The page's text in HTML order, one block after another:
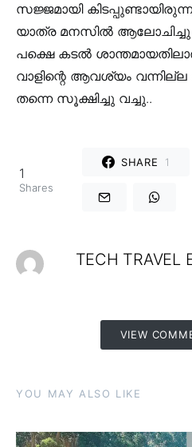
സജ്ജമായി
യാത്ര മനസിൽ ആലോചിച്ചു
പക്ഷെ കടൽ
വാളിന്റെ ആവശ്യം
തന്നെ സൂക്ഷിച്ചു വച്ചു..
1
Shares
SHARE 1
TECH TRAVEL
VIEW
YOU MAY ALSO LIKE